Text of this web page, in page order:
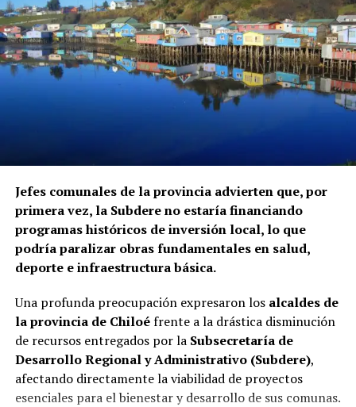
Jefes comunales de la provincia advierten que, por
primera vez, la Subdere no estaría financiando
programas históricos de inversión local, lo que
podría paralizar obras fundamentales en salud,
deporte e infraestructura básica.
Una profunda preocupación expresaron los alcaldes de
la provincia de Chiloéfrente a la drástica disminución
de recursos entregados por la Subsecretaría de
Desarrollo Regional y Administrativo (Subdere),
afectando directamente la viabilidad de proyectos
esenciales para el bienestar y desarrollo de sus comunas.